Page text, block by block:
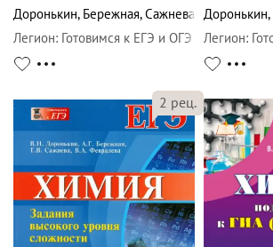
Доронькин, Бережная,Сажнева
Легион: Готовимся к ЕГЭ и ОГЭ
Доронькин,
Легион:
2 рец.